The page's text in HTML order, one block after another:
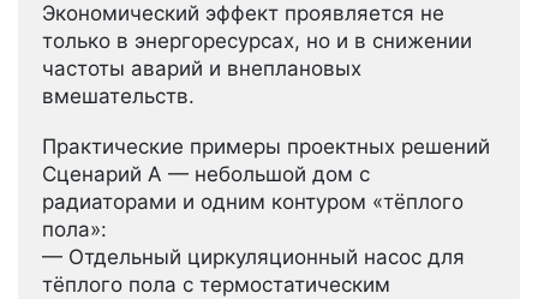
Экономический эффект проявляется не
только в энергоресурсах, но и в снижении
частоты аварий и внеплановых
вмешательств.
Практические примеры проектных решений
Сценарий А — небольшой дом с
радиаторами и одним контуром «тёплого
пола»:
— Отдельный циркуляционный насос для
тёплого пола с термостатическим